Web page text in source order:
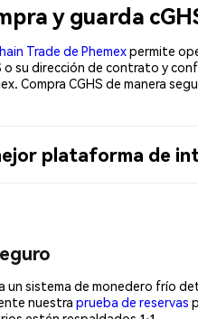
y guarda
Trade de Phemexpermite
o su dirección de contrato y
Compra CGHS de manera
plataforma de
un sistema de monedero frío
nuestra prueba de reservas